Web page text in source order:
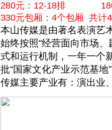
280元：12-18排 180
330元包厢：4个包厢 共计
本山传媒是由著名表演艺
始终按照“经营面向市场
式和运行机制，一年一个
批“国家文化产业示范基
传媒主要产业有：演出业